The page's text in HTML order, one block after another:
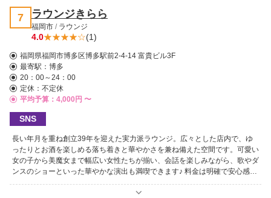
常の延長で気軽に立ち寄れる、そんなあたたかな居場所がスナック
RU·MARUです！今夜も皆さまのお越しを心よりお待ちしております♪
7 ラウンジきらら
福岡市 / ラウンジ
4.0 (1)
福岡県福岡市博多区博多駅前2-4-14 富貴ビル3F
最寄駅： 博多
20：00～24：00
定休：不定休
平均予算：4,000円 〜
SNS
長い年月を重ね創立39年を迎えた実力派ラウンジ。広々とした店内で、ゆ
ったりとお酒を楽しめる落ち着きと華やかさを兼ね備えた空間です。可愛い
女の子から美魔女まで幅広い女性たちが揃い、会話を楽しみながら、歌やダ
ンスのショーといった華やかな演出も満喫できます♪ 料金は明確で安心感が
あり、初めてでも遊びやすいのが嬉しいポイント。賑やかさの中にも余裕が
あり、ゆっくり過ごしたい夜にもぴったりです。歴史に裏打ちされた安定感